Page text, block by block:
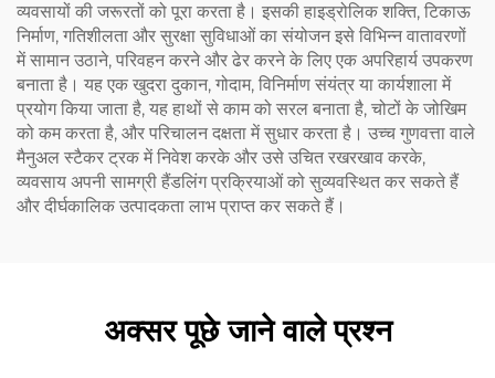
व्यवसायों की जरूरतों को पूरा करता है। इसकी हाइड्रोलिक शक्ति, टिकाऊ
निर्माण, गतिशीलता और सुरक्षा सुविधाओं का संयोजन इसे विभिन्न वातावरणों
में सामान उठाने, परिवहन करने और ढेर करने के लिए एक अपरिहार्य उपकरण
बनाता है। यह एक खुदरा दुकान, गोदाम, विनिर्माण संयंत्र या कार्यशाला में
प्रयोग किया जाता है, यह हाथों से काम को सरल बनाता है, चोटों के जोखिम
को कम करता है, और परिचालन दक्षता में सुधार करता है। उच्च गुणवत्ता वाले
मैनुअल स्टैकर ट्रक में निवेश करके और उसे उचित रखरखाव करके,
व्यवसाय अपनी सामग्री हैंडलिंग प्रक्रियाओं को सुव्यवस्थित कर सकते हैं
और दीर्घकालिक उत्पादकता लाभ प्राप्त कर सकते हैं।
अक्सर पूछे जाने वाले प्रश्न